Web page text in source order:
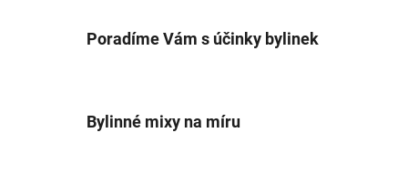
Poradíme Vám s účinky bylinek
Bylinné mixy na míru